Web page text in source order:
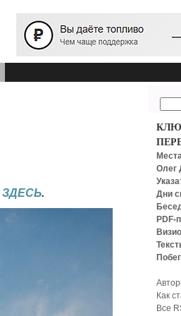
ЗДЕСЬ.
Олег
Дни
PDF-
Как
Все